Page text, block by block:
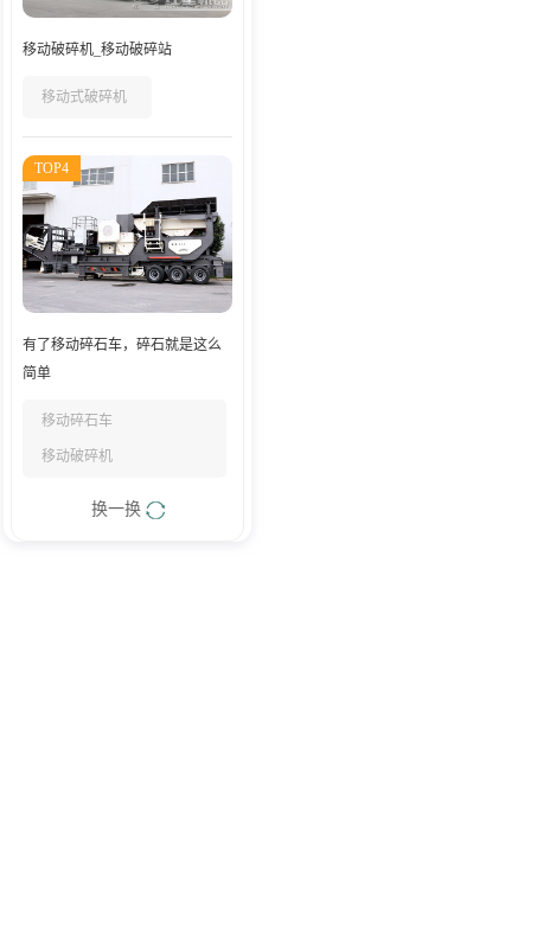
移动破碎机_移动破碎站
移动式破碎机
TOP4
有了移动碎石车，碎石就是这么
简单
移动碎石车
移动破碎机
换一换